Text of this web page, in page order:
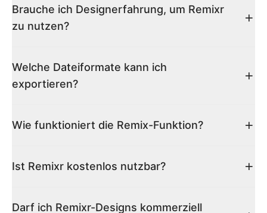
Brauche ich Designerfahrung, um Remixr
zu nutzen?
Welche Dateiformate kann ich
exportieren?
Wie funktioniert die Remix-Funktion?
Ist Remixr kostenlos nutzbar?
Darf ich Remixr-Designs kommerziell